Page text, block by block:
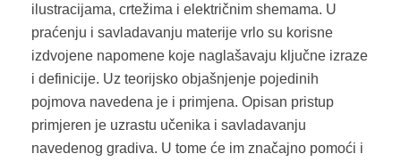
ilustracijama, crtežima i električnim shemama. U
praćenju i savladavanju materije vrlo su korisne
izdvojene napomene koje naglašavaju ključne izraze
i definicije. Uz teorijsko objašnjenje pojedinih
pojmova navedena je i primjena. Opisan pristup
primjeren je uzrastu učenika i savladavanju
navedenog gradiva. U tome će im značajno pomoći i